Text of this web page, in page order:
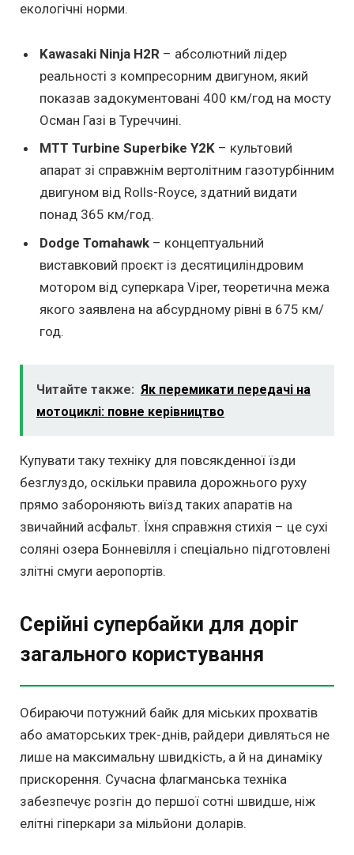
екологічні норми.
Kawasaki Ninja H2R – абсолютний лідер
реальності з компресорним двигуном, який
показав задокументовані 400 км/год на мосту
Осман Газі в Туреччині.
MTT Turbine Superbike Y2K – культовий
апарат зі справжнім вертолітним газотурбінним
двигуном від Rolls-Royce, здатний видати
понад 365 км/год.
Dodge Tomahawk – концептуальний
виставковий проєкт із десятициліндровим
мотором від суперкара Viper, теоретична межа
якого заявлена на абсурдному рівні в 675 км/
год.
Читайте также: Як перемикати передачі на
мотоциклі: повне керівництво
Купувати таку техніку для повсякденної їзди
безглуздо, оскільки правила дорожнього руху
прямо забороняють виїзд таких апаратів на
звичайний асфальт. Їхня справжня стихія – це сухі
соляні озера Бонневілля і спеціально підготовлені
злітні смуги аеропортів.
Серійні супербайки для доріг
загального користування
Обираючи потужний байк для міських прохватів
або аматорських трек-днів, райдери дивляться не
лише на максимальну швидкість, а й на динаміку
прискорення. Сучасна флагманська техніка
забезпечує розгін до першої сотні швидше, ніж
елітні гіперкари за мільйони доларів.